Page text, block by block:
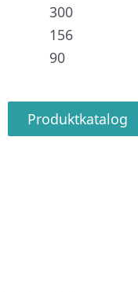
300
156
90
Produktkatalog